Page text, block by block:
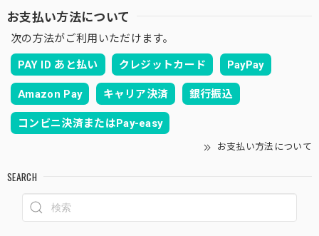
お支払い方法について
次の方法がご利用いただけます。
PAY ID あと払い クレジットカード PayPay
Amazon Pay キャリア決済 銀行振込
コンビニ決済またはPay-easy
お支払い方法について
SEARCH